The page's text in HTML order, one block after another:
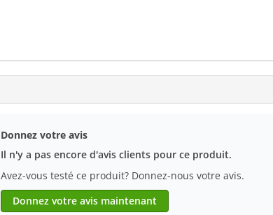
Donnez votre avis
Il n'y a pas encore d'avis clients pour ce produit.
Avez-vous testé ce produit? Donnez-nous votre avis.
Donnez votre avis maintenant